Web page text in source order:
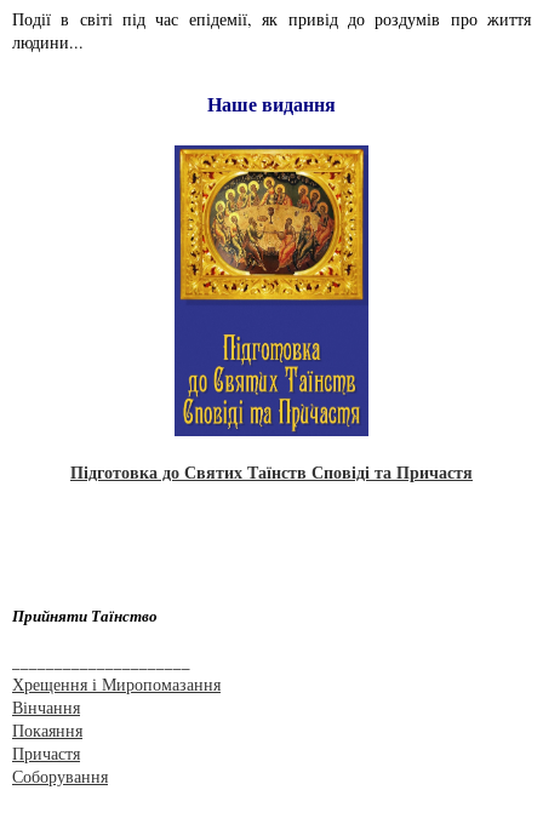
Події в світі під час епідемії, як привід до роздумів про життя
людини...
Наше видання
Підготовка до Святих Таїнств Сповіді та Причастя
Прийняти Таїнство
Хрещення і Миропомазання
Вінчання
Покаяння
Причастя
Соборування